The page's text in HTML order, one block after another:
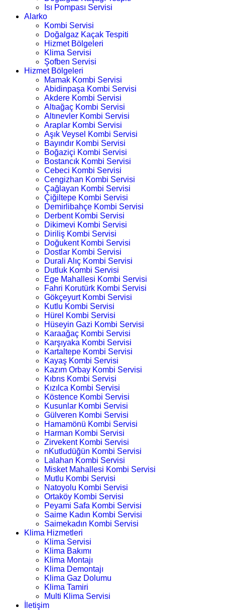
Isı Pompası Servisi
Alarko
Kombi Servisi
Doğalgaz Kaçak Tespiti
Hizmet Bölgeleri
Klima Servisi
Şofben Servisi
Hizmet Bölgeleri
Mamak Kombi Servisi
Abidinpaşa Kombi Servisi
Akdere Kombi Servisi
Altıağaç Kombi Servisi
Altınevler Kombi Servisi
Araplar Kombi Servisi
Aşık Veysel Kombi Servisi
Bayındır Kombi Servisi
Boğaziçi Kombi Servisi
Bostancık Kombi Servisi
Cebeci Kombi Servisi
Cengizhan Kombi Servisi
Çağlayan Kombi Servisi
Çiğiltepe Kombi Servisi
Demirlibahçe Kombi Servisi
Derbent Kombi Servisi
Dikimevi Kombi Servisi
Diriliş Kombi Servisi
Doğukent Kombi Servisi
Dostlar Kombi Servisi
Durali Alıç Kombi Servisi
Dutluk Kombi Servisi
Ege Mahallesi Kombi Servisi
Fahri Korutürk Kombi Servisi
Gökçeyurt Kombi Servisi
Kutlu Kombi Servisi
Hürel Kombi Servisi
Hüseyin Gazi Kombi Servisi
Karaağaç Kombi Servisi
Karşıyaka Kombi Servisi
Kartaltepe Kombi Servisi
Kayaş Kombi Servisi
Kazım Orbay Kombi Servisi
Kıbrıs Kombi Servisi
Kızılca Kombi Servisi
Köstence Kombi Servisi
Kusunlar Kombi Servisi
Gülveren Kombi Servisi
Hamamönü Kombi Servisi
Harman Kombi Servisi
Zirvekent Kombi Servisi
nKutludüğün Kombi Servisi
Lalahan Kombi Servisi
Misket Mahallesi Kombi Servisi
Mutlu Kombi Servisi
Natoyolu Kombi Servisi
Ortaköy Kombi Servisi
Peyami Safa Kombi Servisi
Saime Kadın Kombi Servisi
Saimekadın Kombi Servisi
Klima Hizmetleri
Klima Servisi
Klima Bakımı
Klima Montajı
Klima Demontajı
Klima Gaz Dolumu
Klima Tamiri
Multi Klima Servisi
İletişim